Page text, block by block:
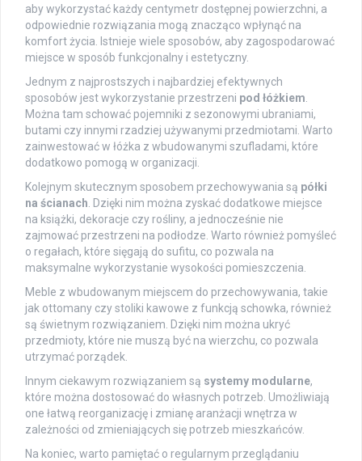
aby wykorzystać każdy centymetr dostępnej powierzchni, a
odpowiednie rozwiązania mogą znacząco wpłynąć na
komfort życia. Istnieje wiele sposobów, aby zagospodarować
miejsce w sposób funkcjonalny i estetyczny.
Jednym z najprostszych i najbardziej efektywnych
sposobów jest wykorzystanie przestrzeni pod łóżkiem
Można tam schować pojemniki z sezonowymi ubraniami,
butami czy innymi rzadziej używanymi przedmiotami. Warto
zainwestować w łóżka z wbudowanymi szufladami, które
dodatkowo pomogą w organizacji.
Kolejnym skutecznym sposobem przechowywania są półki
na ścianach . Dzięki nim można zyskać dodatkowe miejsce
na książki, dekoracje czy rośliny, a jednocześnie nie
zajmować przestrzeni na podłodze. Warto również pomyśleć
o regałach, które sięgają do sufitu, co pozwala na
maksymalne wykorzystanie wysokości pomieszczenia.
Meble z wbudowanym miejscem do przechowywania, takie
jak ottomany czy stoliki kawowe z funkcją schowka, również
są świetnym rozwiązaniem. Dzięki nim można ukryć
przedmioty, które nie muszą być na wierzchu, co pozwala
utrzymać porządek.
Innym ciekawym rozwiązaniem są systemy modularne,
które można dostosować do własnych potrzeb. Umożliwiają
one łatwą reorganizację i zmianę aranżacji wnętrza w
zależności od zmieniających się potrzeb mieszkańców.
Na koniec, warto pamiętać o regularnym przeglądaniu